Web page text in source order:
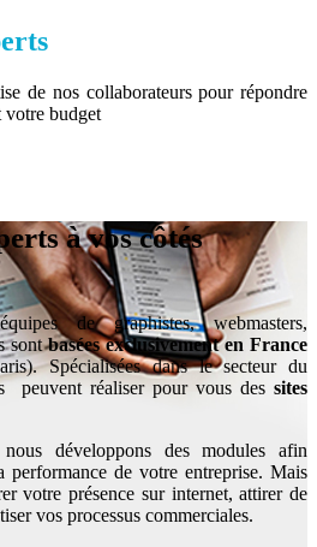
de nos collaborateurs pour répondre
votre budget
à vos côtés
de graphistes, webmasters,
sontbasées exclusivement en France
Spécialisées dans le secteur du
peuvent réaliser pour vous des sites
développons des modules afin
performance de votre entreprise. Mais
votre présence sur internet, attirer de
vos processus commerciales.